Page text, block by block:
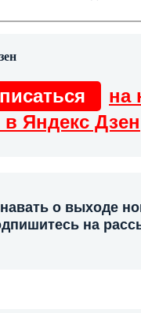
на
в Яндекс Дзен
о выходе
на